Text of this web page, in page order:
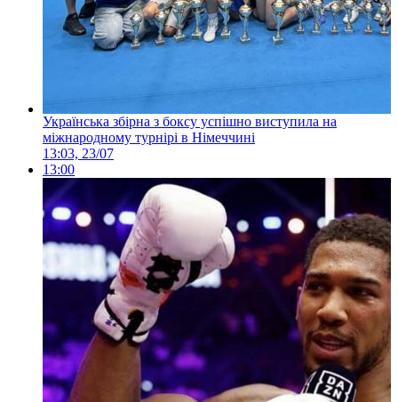
Українська збірна з боксу успішно виступила на
міжнародному турнірі в Німеччині
13:03, 23/07
13:00